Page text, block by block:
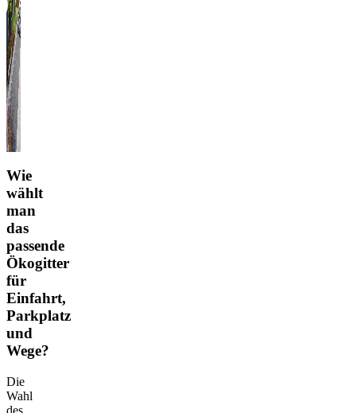
Wie
wählt
man
das
passende
Ökogitter
für
Einfahrt,
Parkplatz
und
Wege?
Die
Wahl
des